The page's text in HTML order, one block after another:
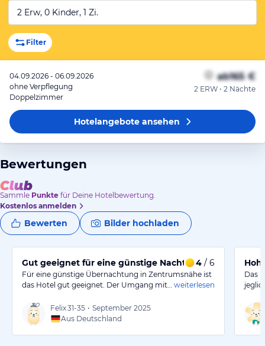
2 Erw, 0 Kinder, 1 Zi.
Filter
04.09.2026 - 06.09.2026
ohne Verpflegung
Doppelzimmer
ab165 €
2 ERW • 2 Nächte
Hotelangeboteansehen
Bewertungen
Sammle Punkte für Deine Hotelbewertung.
Kostenlos anmelden
Bewerten Bilder hochladen
Gut geeignet für eine günstige Nacht im Zentrum
4 / 6
Für eine günstige Übernachtung in Zentrumsnähe ist
das Hotel gut geeignet. Der Umgang mit…
weiterlesen
Felix31-35 • September 2025
Aus Deutschland
Das